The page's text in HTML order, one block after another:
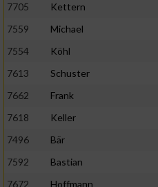
7705
Kettern
7559
Michael
7554
Köhl
7613
Schuster
7662
Frank
7618
Keller
7496
Bär
7592
Bastian
7672
Hoffmann